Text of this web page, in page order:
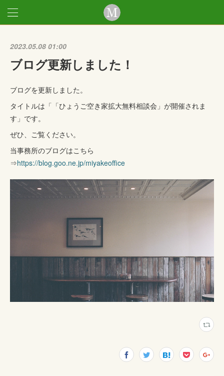
2023.05.08 01:00
ブログ更新しました！
ブログを更新しました。
タイトルは「「ひょうご空き家拡大無料相談会」が開催されま
す」です。
ぜひ、ご覧ください。
当事務所のブログはこちら
⇒https://blog.goo.ne.jp/miyakeoffice